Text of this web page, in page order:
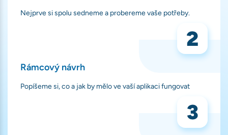
Nejprve si spolu sedneme a probereme vaše potřeby.
Rámcový návrh
Popíšeme si, co a jak by mělo ve vaší aplikaci fungovat